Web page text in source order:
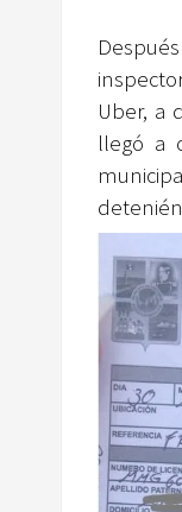
Uber, a
llegó a